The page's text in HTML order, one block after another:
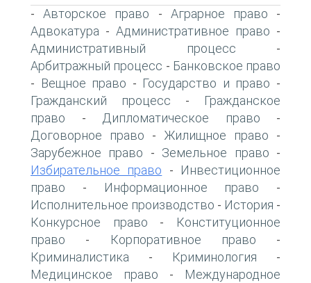
-Авторское право - Аграрное право -
Адвокатура - Административное право -
Административный процесс -
Арбитражный процесс - Банковское право
- Вещное право - Государство и право -
Гражданский процесс -
Гражданское
право - Дипломатическое право -
Договорное право - Жилищное право -
Зарубежное право - Земельное право -
Избирательное право -
Инвестиционное
право - Информационное право -
Исполнительное производство - История -
Конкурсное право -
Конституционное
право - Корпоративное право -
Криминалистика - Криминология -
Медицинское право -
Международное